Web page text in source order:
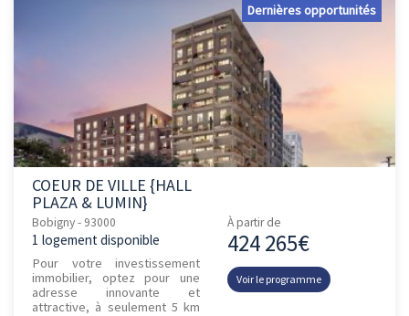
Dernières opportunités
COEUR DE VILLE {HALL
PLAZA & LUMIN}
Bobigny - 93000
1 logement disponible
Pour votre investissement
immobilier, optez pour une
adresse innovante et
attractive, à seulement 5 km
À partir de
424 265€
Voir le programme